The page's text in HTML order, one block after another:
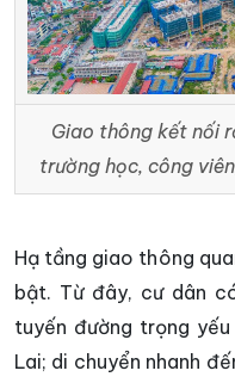
Giao thông kết nối
trường học, công
Hạ tầng giao thông
bật. Từ đây, cư dân
tuyến đường trọng
Lai; di chuyển nhanh